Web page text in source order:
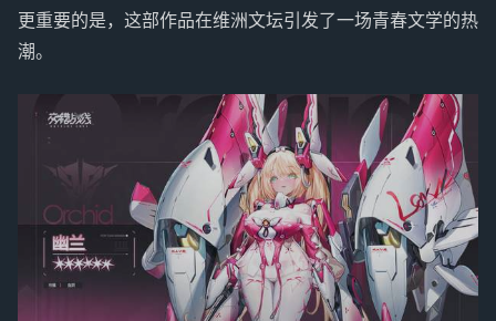
更重要的是，这部作品在维洲文坛引发了一场青春文学的热
潮。